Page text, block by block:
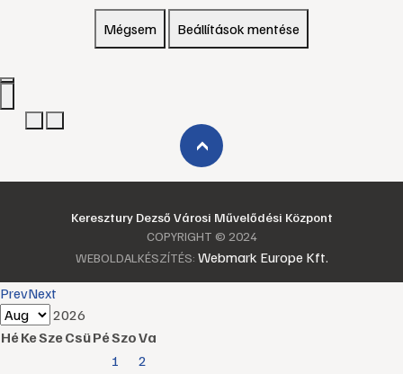
Mégsem Beállítások mentése
›
Keresztury Dezső Városi Művelődési Központ
COPYRIGHT © 2024
WEBOLDALKÉSZÍTÉS: Webmark Europe Kft.
PrevNext
2026
HéKeSzeCsüPéSzoVa
1
2